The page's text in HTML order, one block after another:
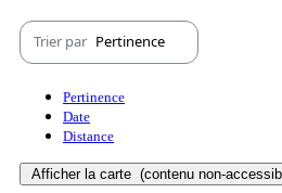
Trier par Pertinence
Pertinence
Date
Distance
Afficher la carte (contenu non-